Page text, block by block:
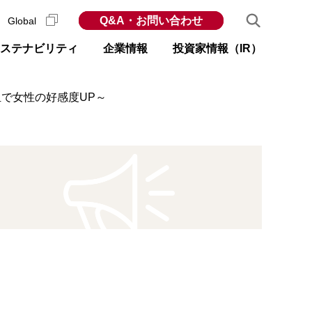
テナビリティ 企業情報 投資家情報（IR）
Global Q&A・お問い合わせ
女性の好感度UP～